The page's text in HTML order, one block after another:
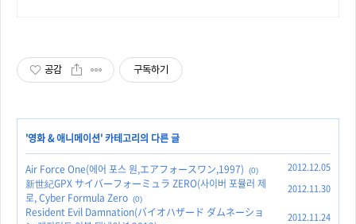
공감 구독하기
'영화 & 애니메이션' 카테고리의 다른 글
Air Force One(에어 포스 원,エアフォースワン,1997) (0) 2012.12.05
新世紀GPX サイバーフォーミュラ ZERO(사이버 포뮬러 제
로, Cyber Formula Zero (0)
2012.11.30
Resident Evil Damnation(バイオハザード ダムネーショ
2012.11.24